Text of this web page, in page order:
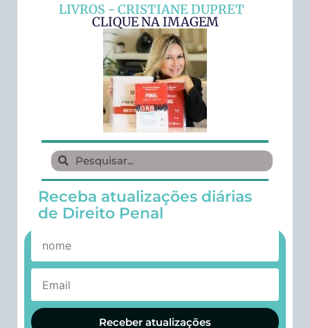
LIVROS - CRISTIANE DUPRET
CLIQUE NA IMAGEM
Receba atualizações diárias
de Direito Penal
Receber atualizações